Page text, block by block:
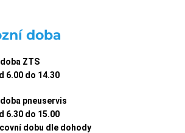
doba
ZTS
6.00 do 14.30
pneuservis
6.30 do 15.00
dobu dle dohody